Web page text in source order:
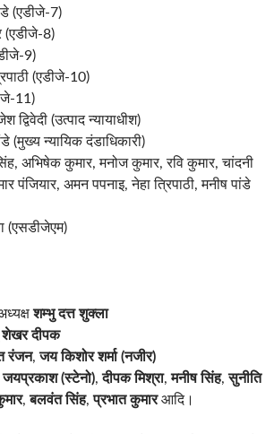
(एडीजे-7)
(एडीजे-8)
9)
(एडीजे-10)
11)
द्विवेदी (उत्पाद न्यायाधीश)
(मुख्य न्यायिक दंडाधिकारी)
अभिषेक कुमार, मनोज कुमार, रवि कुमार, चांदनी
पंजियार, अमन पपनाइ, नेहा त्रिपाठी, मनीष पांडे
(एसडीजेएम)
शम्भु दत्त शुक्ला
दीपक
रंजन,जय किशोर शर्मा (नजीर)
जयप्रकाश (स्टेनो),दीपक मिश्रा,मनीष सिंह,सुनीति
,बलवंत सिंह,प्रभात कुमारआदि।